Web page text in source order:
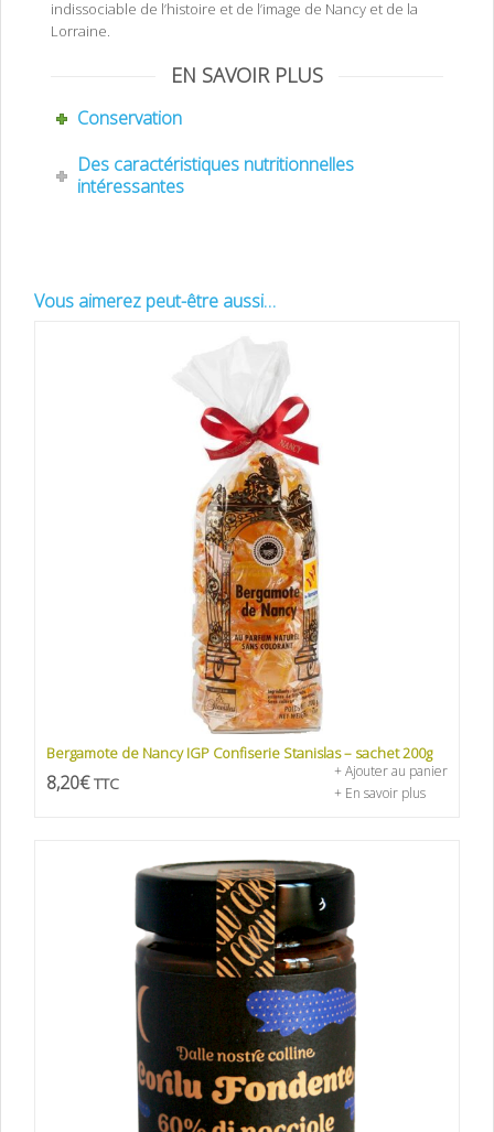
indissociable de l’histoire et de l’image de Nancy et de la
Lorraine.
EN SAVOIR PLUS
Conservation
Des caractéristiques nutritionnelles
intéressantes
Vous aimerez peut-être aussi…
Bergamote de Nancy IGP Confiserie Stanislas – sachet 200g
8,20€ TTC
+ Ajouter au panier
+ En savoir plus